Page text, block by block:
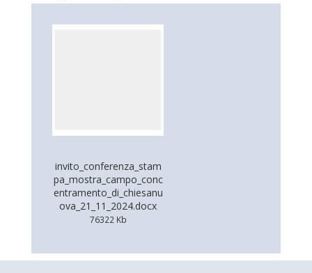
invito_conferenza_stam
pa_mostra_campo_conc
entramento_di_chiesanu
ova_21_11_2024.docx
76322 Kb